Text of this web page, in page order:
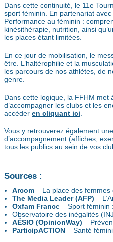
Dans cette continuité, le 11e
sport féminin. En partenariat
Performance au féminin :
kinésithérapie, nutrition, ainsi
les places étant limitées.
En ce jour de mobilisation, le
être. L’haltérophilie et la
les parcours de nos athlètes, de
genre.
Dans cette logique, la FFHM met
d’accompagner les clubs et les
accéder en cliquant ici
Vous y retrouverez également une
d’accompagnement (affiches,
tous les publics au sein de vos
Sources :
Arcom– La place des femmes
The Media Leader (AFP) –
Oxfam France – Sport féminin
Observatoire des inégalités
AÉSIO (OpinionWay) –
ParticipACTION– Santé